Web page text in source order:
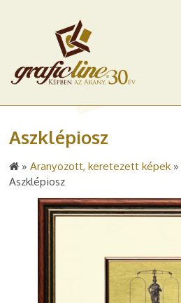
Aszklépiosz
» Aranyozott, keretezett képek»
Aszklépiosz